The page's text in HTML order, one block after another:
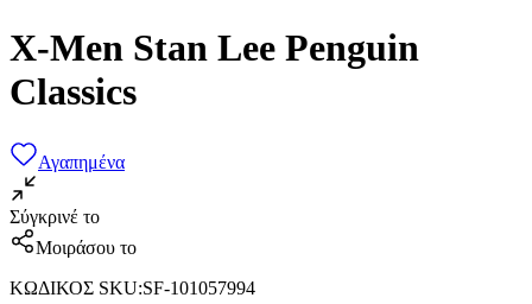
X-Men Stan Lee Penguin
Classics
Αγαπημένα
Σύγκρινέ το
Μοιράσου το
ΚΩΔΙΚΟΣ SKU:SF-101057994